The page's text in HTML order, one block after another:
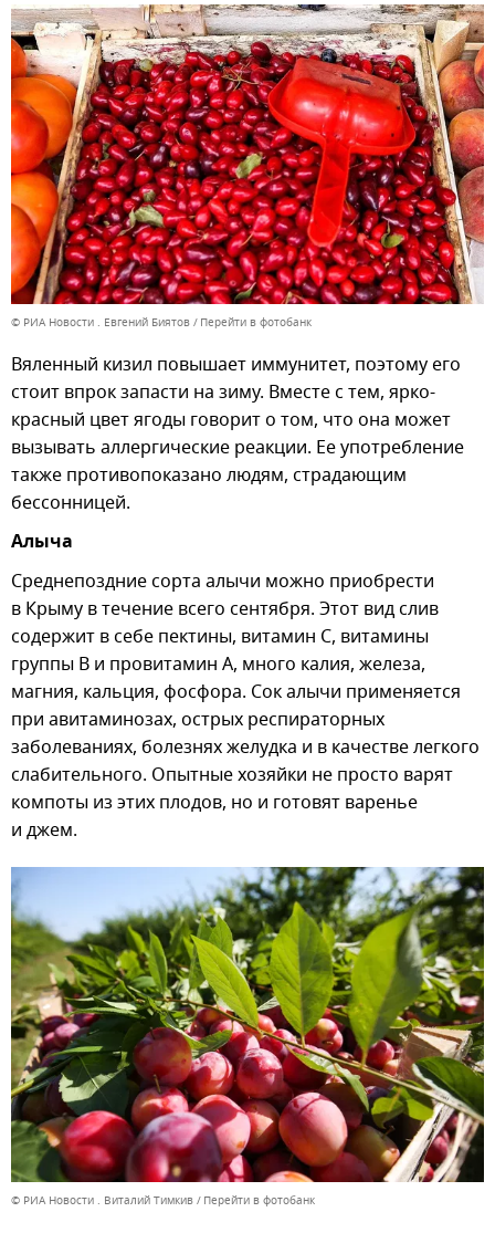
© РИА Новости . Евгений Биятов Перейти в фотобанк
Вяленный кизил повышает иммунитет, поэтому его
стоит впрок запасти на зиму. Вместе с тем, ярко-
красный цвет ягоды говорит о том, что она может
вызывать аллергические реакции. Ее употребление
также противопоказано людям, страдающим
бессонницей.
Алыча
Среднепоздние сорта алычи можно приобрести
в Крыму в течение всего сентября. Этот вид слив
содержит в себе пектины, витамин С, витамины
группы В и провитамин А, много калия, железа,
магния, кальция, фосфора. Сок алычи применяется
при авитаминозах, острых респираторных
заболеваниях, болезнях желудка и в качестве легкого
слабительного. Опытные хозяйки не просто варят
компоты из этих плодов, но и готовят варенье
и джем.
© РИА Новости . Виталий Тимкив Перейти в фотобанк